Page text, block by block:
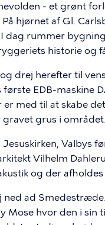
- et grønt
hjørnet af Gl.
dag rummer
historie og
drej herefter til
EDB-maskine
er med til at skabe
gravet grus i området.
Valbys
Vilhelm
og der
ned ad
Mose hvor den i